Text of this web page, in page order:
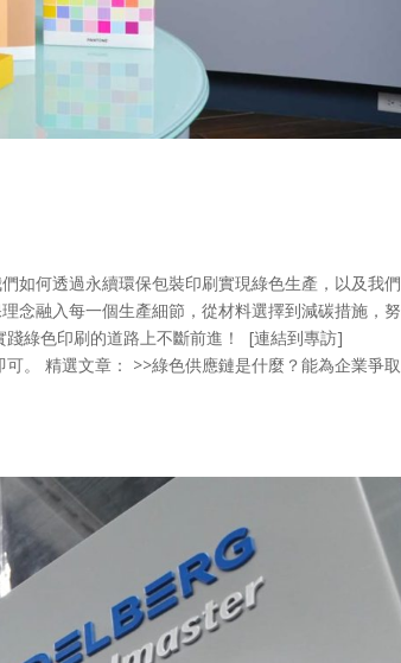
何透過永續環保包裝印刷實現綠色生產，以及我們
念融入每一個生產細節，從材料選擇到減碳措施，努
綠色印刷的道路上不斷前進！ [連結到專訪]
。 ​精選文章： >>綠色供應鏈是什麼？能為企業爭取